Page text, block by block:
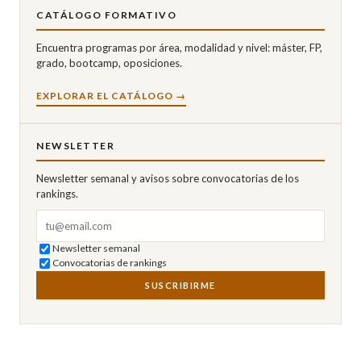
CATÁLOGO FORMATIVO
Encuentra programas por área, modalidad y nivel: máster, FP,
grado, bootcamp, oposiciones.
EXPLORAR EL CATÁLOGO →
NEWSLETTER
Newsletter semanal y avisos sobre convocatorias de los
rankings.
Newsletter semanal
Convocatorias de rankings
SUSCRIBIRME